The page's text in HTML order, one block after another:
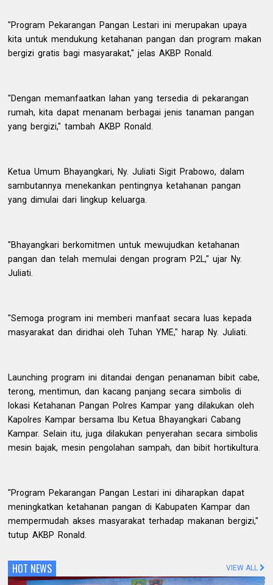
"Program Pekarangan Pangan Lestari ini merupakan upaya
kita untuk mendukung ketahanan pangan dan program makan
bergizi gratis bagi masyarakat," jelas AKBP Ronald.
"Dengan memanfaatkan lahan yang tersedia di pekarangan
rumah, kita dapat menanam berbagai jenis tanaman pangan
yang bergizi," tambah AKBP Ronald.
Ketua Umum Bhayangkari, Ny. Juliati Sigit Prabowo, dalam
sambutannya menekankan pentingnya ketahanan pangan
yang dimulai dari lingkup keluarga.
"Bhayangkari berkomitmen untuk mewujudkan ketahanan
pangan dan telah memulai dengan program P2L," ujar Ny.
Juliati.
"Semoga program ini memberi manfaat secara luas kepada
masyarakat dan diridhai oleh Tuhan YME," harap Ny. Juliati.
Launching program ini ditandai dengan penanaman bibit cabe,
terong, mentimun, dan kacang panjang secara simbolis di
lokasi Ketahanan Pangan Polres Kampar yang dilakukan oleh
Kapolres Kampar bersama Ibu Ketua Bhayangkari Cabang
Kampar. Selain itu, juga dilakukan penyerahan secara simbolis
mesin bajak, mesin pengolahan sampah, dan bibit hortikultura.
"Program Pekarangan Pangan Lestari ini diharapkan dapat
meningkatkan ketahanan pangan di Kabupaten Kampar dan
mempermudah akses masyarakat terhadap makanan bergizi,"
tutup AKBP Ronald.
HOT NEWS VIEW ALL